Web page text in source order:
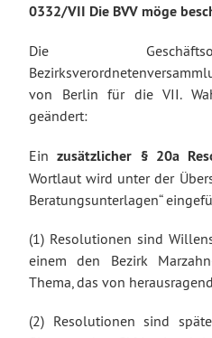
0332/VII Die BVV möge
Die
von Berlin für die VII.
geändert:
Einzusätzlicher § 20a
Wortlaut wird unter der
Beratungsunterlagen“
(1) Resolutionen sind
einem den Bezirk
Thema, das von
(2) Resolutionen sind